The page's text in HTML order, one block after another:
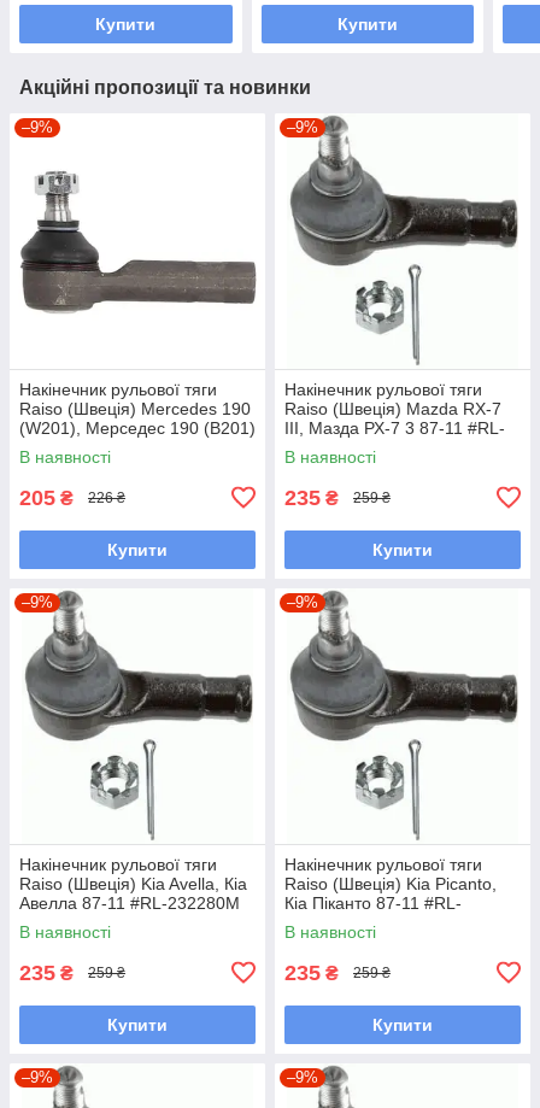
Купити Купити
Акційні пропозиції та новинки
–9%
Накінечник рульової тяги
Raiso (Швеція) Mercedes 190
(W201), Мерседес 190 (В201)
82-93 #RL-338110M
UAGKZRA7
В наявності
205 ₴ 226 ₴
Купити
–9%
Накінечник рульової тяги
Raiso (Швеція) Mazda RX-7
III, Мазда РХ-7 3 87-11 #RL-
232280M UAWSCEN7
В наявності
235 ₴ 259 ₴
Купити
–9%
Накінечник рульової тяги
Raiso (Швеція) Kia Avella, Кіа
Авелла 87-11 #RL-232280M
UALPSKZ7
В наявності
235 ₴ 259 ₴
Купити
–9%
Накінечник рульової тяги
Raiso (Швеція) Kia Picanto,
Кіа Піканто 87-11 #RL-
232280M UAYINBP7
В наявності
235 ₴ 259 ₴
Купити
–9% –9%